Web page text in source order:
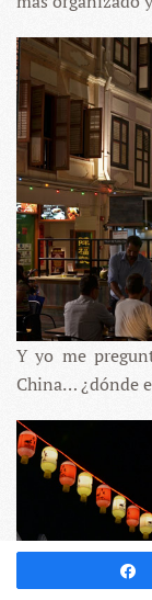
Y yo me
China… ¿dónde